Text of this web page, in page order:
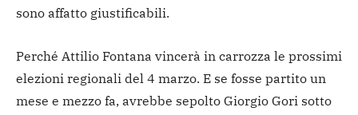
sono affatto giustificabili.
Perché Attilio Fontana vincerà in carrozza le prossimi
elezioni regionali del 4 marzo. E se fosse partito un
mese e mezzo fa, avrebbe sepolto Giorgio Gori sotto